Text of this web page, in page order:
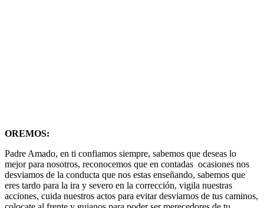
OREMOS:
Padre Amado, en ti confiamos siempre, sabemos que deseas lo
mejor para nosotros, reconocemos que en contadas ocasiones nos
desviamos de la conducta que nos estas enseñando, sabemos que
eres tardo para la ira y severo en la corrección, vigila nuestras
acciones, cuida nuestros actos para evitar desviarnos de tus caminos,